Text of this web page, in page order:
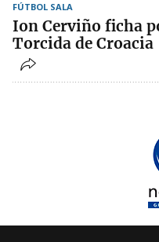
FÚTBOL SALA
Ion Cerviño ficha
Torcida de Croacia